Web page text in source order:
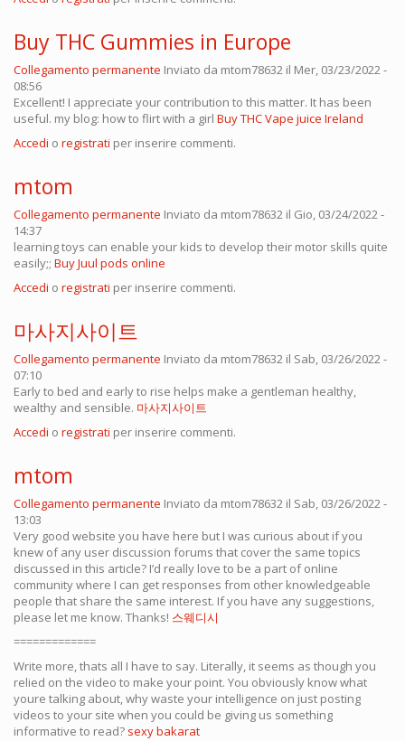
Buy THC Gummies in Europe
Collegamento permanente Inviato da mtom78632 il Mer, 03/23/2022 -
08:56
Excellent! I appreciate your contribution to this matter. It has been
useful. my blog: how to flirt with a girl Buy THC Vape juice Ireland
Accedi o registrati per inserire commenti.
mtom
Collegamento permanente Inviato da mtom78632 il Gio, 03/24/2022 -
14:37
learning toys can enable your kids to develop their motor skills quite
easily;; Buy Juul pods online
Accedi o registrati per inserire commenti.
마사지사이트
Collegamento permanente Inviato da mtom78632 il Sab, 03/26/2022 -
07:10
Early to bed and early to rise helps make a gentleman healthy,
wealthy and sensible. 마사지사이트
Accedi o registrati per inserire commenti.
mtom
Collegamento permanente Inviato da mtom78632 il Sab, 03/26/2022 -
13:03
Very good website you have here but I was curious about if you
knew of any user discussion forums that cover the same topics
discussed in this article? I’d really love to be a part of online
community where I can get responses from other knowledgeable
people that share the same interest. If you have any suggestions,
please let me know. Thanks! 스웨디시
=============
Write more, thats all I have to say. Literally, it seems as though you
relied on the video to make your point. You obviously know what
youre talking about, why waste your intelligence on just posting
videos to your site when you could be giving us something
informative to read? sexy bakarat